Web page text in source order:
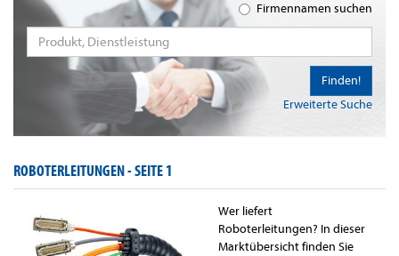
Firmennamen suchen
Erweiterte Suche
Finden!
ROBOTERLEITUNGEN -SEITE 1
Wer liefert
Roboterleitungen? In dieser
Marktübersicht finden Sie